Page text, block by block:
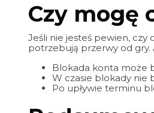
Czy mogę
Jeśli nie jesteś pewien,
potrzebują przerwy od gry.
Blokada konta może
W czasie blokady nie
Po upływie terminu